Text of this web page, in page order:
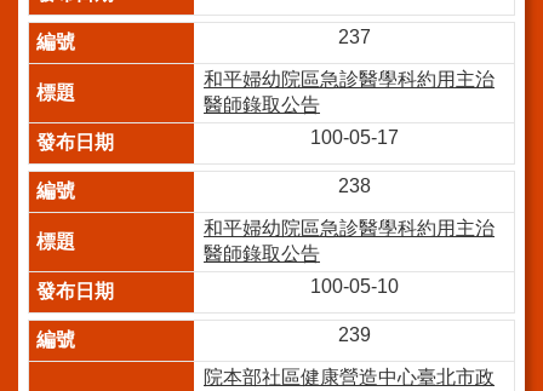
系
統
院
訊
月
刊
English
雙
語
詞
彙
237
和平婦幼院區急診醫學科約用主治
醫師錄取公告
100-05-17
238
和平婦幼院區急診醫學科約用主治
醫師錄取公告
100-05-10
239
院本部社區健康營造中心臺北市政